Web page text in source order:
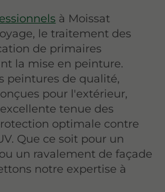
à Moissat
le traitement des
de primaires
la mise en peinture.
peintures de qualité,
pour l'extérieur,
tenue des
optimale contre
Que ce soit pour un
un ravalement de façade
notre expertise à